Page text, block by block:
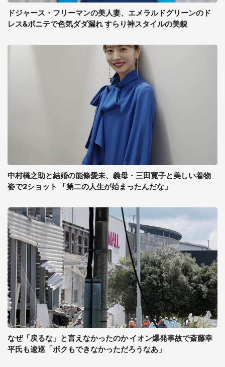
ドジャース・フリーマンの美人妻、エメラルドグリーンのド
レス&ポニテで色気ダダ漏れ すらり神スタイルの美貌
中村橋之助と結婚の能條愛未、義母・三田寛子と美しい着物
姿で2ショット 「第二の人生が始まったんだな」
なぜ「戻るな」と言えなかったのか イオン爆発事故で斎藤幸
平氏も逡巡「ボクもできなかっただろうなあ」